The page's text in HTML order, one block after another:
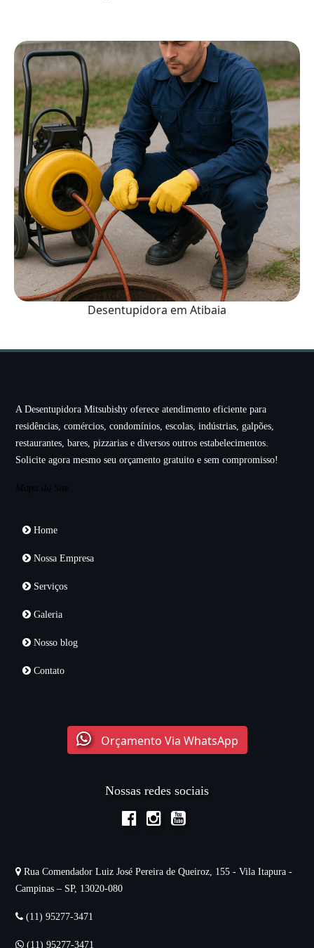
Desentupidora em Atibaia
A Desentupidora Mitsubishy oferece atendimento eficiente para
residências, comércios, condomínios, escolas, indústrias, galpões,
restaurantes, bares, pizzarias e diversos outros estabelecimentos.
Solicite agora mesmo seu orçamento gratuito e sem compromisso!
Mapa do Site
Home
Nossa Empresa
Serviços
Galeria
Nosso blog
Contato
Orçamento Via WhatsApp
Nossas redes sociais
Rua Comendador Luiz José Pereira de Queiroz, 155 - Vila Itapura -
Campinas – SP, 13020-080
(11) 95277-3471
(11) 95277-3471